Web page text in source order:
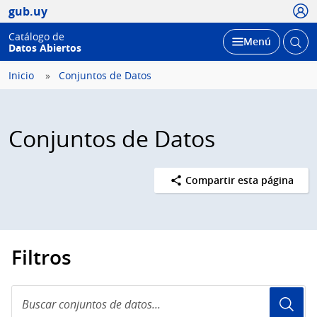
gub.uy
Catálogo de
Datos Abiertos
Desplegar
Menú Abrir
Inicio Conjuntos de Datos
Conjuntos de Datos
Compartir esta página
Filtros
conjuntos